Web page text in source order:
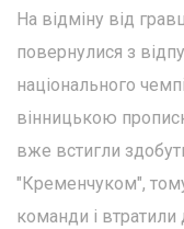
На відміну від
повернулися з
національного
вінницькою
вже встигли
"Кременчуком",
команди і